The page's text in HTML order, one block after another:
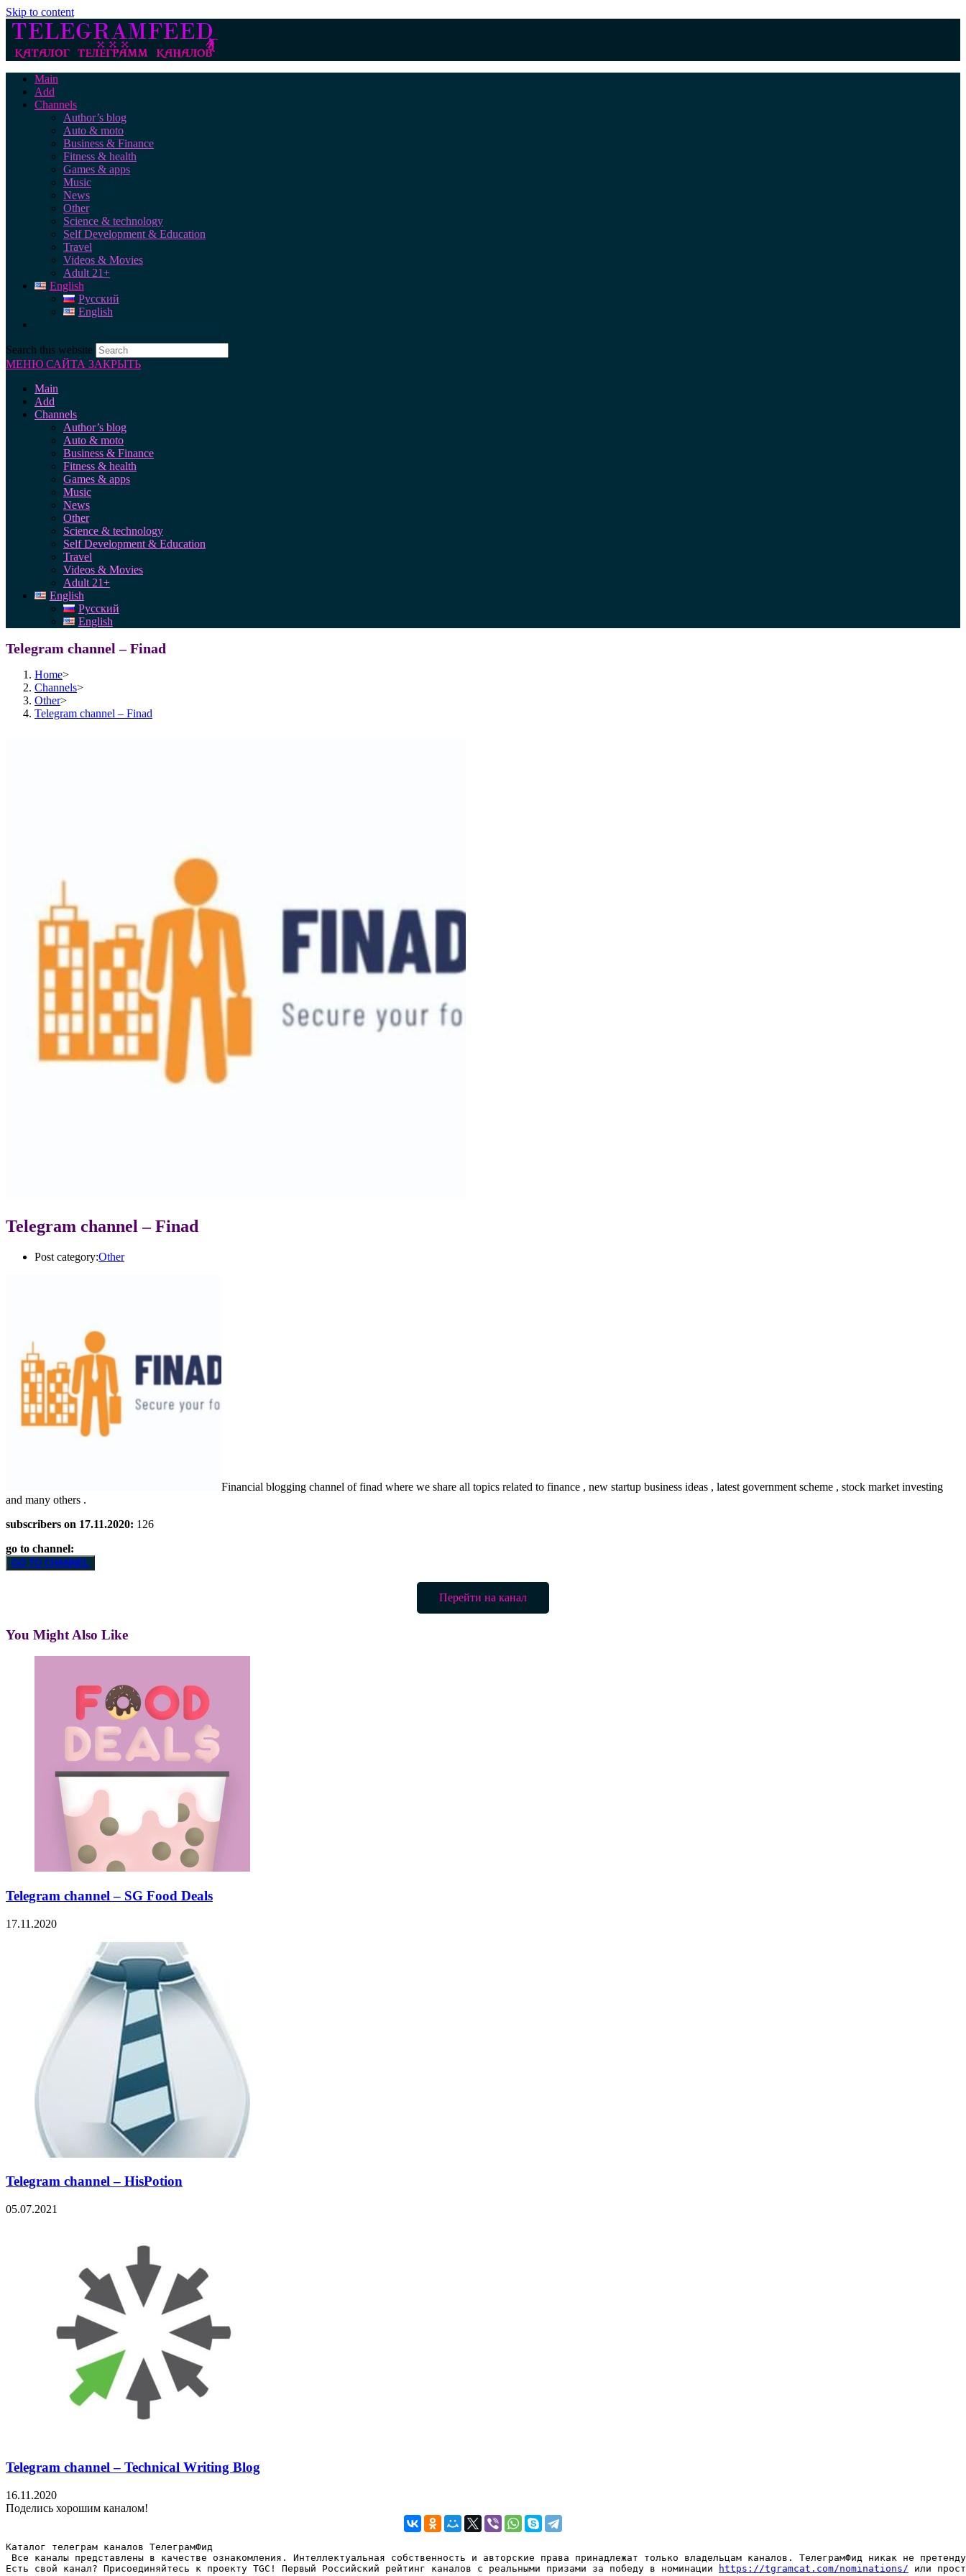
Skip to content
Main
Add
Channels
Author’s blog
Auto & moto
Business & Finance
Fitness & health
Games & apps
Music
News
Other
Science & technology
Self Development & Education
Travel
Videos & Movies
Adult 21+
English
Русский
English
Search this website
МЕНЮ САЙТА ЗАКРЫТЬ
Main
Add
Channels
Author’s blog
Auto & moto
Business & Finance
Fitness & health
Games & apps
Music
News
Other
Science & technology
Self Development & Education
Travel
Videos & Movies
Adult 21+
English
Русский
English
Telegram channel – Finad
Home>
Channels>
Other>
Telegram channel – Finad
Telegram channel – Finad
Post category:Other
Financial blogging channel of finad where we share all topics related to finance , new startup business ideas , latest government scheme , stock market investing
and many others .
subscribers on 17.11.2020: 126
go to channel:
GO TO CHANNEL
Перейти на канал
You Might Also Like
Telegram channel – SG Food Deals
17.11.2020
Telegram channel – HisPotion
05.07.2021
Telegram channel – Technical Writing Blog
16.11.2020
Поделись хорошим каналом!
Каталог телеграм каналов ТелеграмФид
Все каналы представлены в качестве ознакомления. Интеллектуальная собственность и авторские права принадлежат только владельцам каналов. ТелеграмФид никак не
Есть свой канал? Присоединяйтесь к проекту TGC! Первый Российский рейтинг каналов с реальными призами за победу в номинации
https://tgramcat.com/nominations/ или